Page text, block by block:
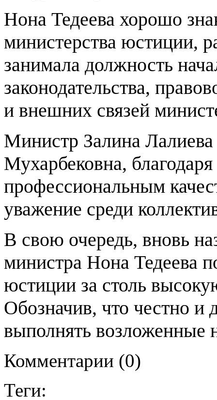
Нона Тедеева хорошо
министерства юстиции,
занимала должность
законодательства,
и внешних связей
Министр Залина
Мухарбековна,
профессиональным
уважение среди
В свою очередь, вновь
министра Нона Тедеева
юстиции за столь
Обозначив, что честно и
выполнять возложенные
Комментарии (0)
Теги: